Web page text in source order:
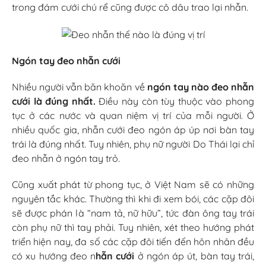
trong đám cưới chú rể cũng được cô dâu trao lại nhẫn.
Ngón tay đeo nhẫn cưới
Nhiều người vẫn băn khoăn về ngón tay nào đeo nhẫn
cưới là đúng nhất. Điều này còn tùy thuộc vào phong
tục ở các nước và quan niệm vị trí của mỗi người. Ở
nhiều quốc gia, nhẫn cưới đeo ngón áp úp nơi bàn tay
trái là đúng nhất. Tuy nhiên, phụ nữ người Do Thái lại chỉ
đeo nhẫn ở ngón tay trỏ.
Cũng xuất phát từ phong tục, ở Việt Nam sẽ có những
nguyên tắc khác. Thường thì khi đi xem bói, các cặp đôi
sẽ được phán là “nam tả, nữ hữu”, tức đàn ông tay trái
còn phụ nữ thì tay phải. Tuy nhiên, xét theo hướng phát
triển hiện nay, đa số các cặp đôi tiến đến hôn nhân đều
có xu hướng đeo nhẫn cưới ở ngón áp út, bàn tay trái,